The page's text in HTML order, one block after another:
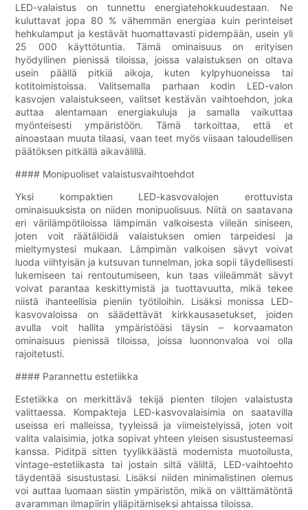
LED-valaistus on tunnettu energiatehokkuudestaan. Ne
kuluttavat jopa 80 % vähemmän energiaa kuin perinteiset
hehkulamput ja kestävät huomattavasti pidempään, usein yli
25 000 käyttötuntia. Tämä ominaisuus on erityisen
hyödyllinen pienissä tiloissa, joissa valaistuksen on oltava
usein päällä pitkiä aikoja, kuten kylpyhuoneissa tai
kotitoimistoissa. Valitsemalla parhaan kodin LED-valon
kasvojen valaistukseen, valitset kestävän vaihtoehdon, joka
auttaa alentamaan energiakuluja ja samalla vaikuttaa
myönteisesti ympäristöön. Tämä tarkoittaa, että et
ainoastaan ​​muuta tilaasi, vaan teet myös viisaan taloudellisen
päätöksen pitkällä aikavälillä.
#### Monipuoliset valaistusvaihtoehdot
Yksi kompaktien LED-kasvovalojen erottuvista
ominaisuuksista on niiden monipuolisuus. Niitä on saatavana
eri värilämpötiloissa lämpimän valkoisesta viileän siniseen,
joten voit räätälöidä valaistuksen omien tarpeidesi ja
mieltymystesi mukaan. Lämpimän valkoisen sävyt voivat
luoda viihtyisän ja kutsuvan tunnelman, joka sopii täydellisesti
lukemiseen tai rentoutumiseen, kun taas viileämmät sävyt
voivat parantaa keskittymistä ja tuottavuutta, mikä tekee
niistä ihanteellisia pieniin työtiloihin. Lisäksi monissa LED-
kasvovaloissa on säädettävät kirkkausasetukset, joiden
avulla voit hallita ympäristöäsi täysin – korvaamaton
ominaisuus pienissä tiloissa, joissa luonnonvaloa voi olla
rajoitetusti.
#### Parannettu estetiikka
Estetiikka on merkittävä tekijä pienten tilojen valaistusta
valittaessa. Kompakteja LED-kasvovalaisimia on saatavilla
useissa eri malleissa, tyyleissä ja viimeistelyissä, joten voit
valita valaisimia, jotka sopivat yhteen yleisen sisustusteemasi
kanssa. Piditpä sitten tyylikkäästä modernista muotoilusta,
vintage-estetiikasta tai jostain siltä väliltä, ​​LED-vaihtoehto
täydentää sisustustasi. Lisäksi niiden minimalistinen olemus
voi auttaa luomaan siistin ympäristön, mikä on välttämätöntä
avaramman ilmapiirin ylläpitämiseksi ahtaissa tiloissa.